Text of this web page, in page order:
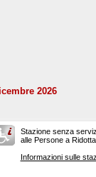
2026
Stazione senza
alle Persone a
Informazioni sulle